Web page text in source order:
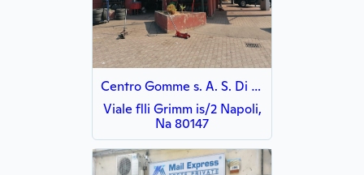
Centro Gomme s. A. S. Di Esposito Giovanni
Viale flli Grimm is/2 Napoli,
Na 80147